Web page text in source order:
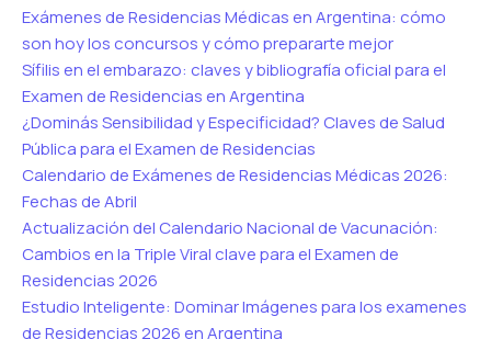
Exámenes de Residencias Médicas en Argentina: cómo
son hoy los concursos y cómo prepararte mejor
Sífilis en el embarazo: claves y bibliografía oficial para el
Examen de Residencias en Argentina
¿Dominás Sensibilidad y Especificidad? Claves de Salud
Pública para el Examen de Residencias
Calendario de Exámenes de Residencias Médicas 2026:
Fechas de Abril
Actualización del Calendario Nacional de Vacunación:
Cambios en la Triple Viral clave para el Examen de
Residencias 2026
Estudio Inteligente: Dominar Imágenes para los examenes
de Residencias 2026 en Argentina